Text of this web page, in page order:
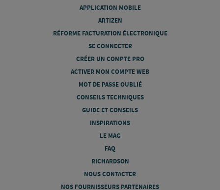
APPLICATION MOBILE
ARTIZEN
RÉFORME FACTURATION ÉLECTRONIQUE
SE CONNECTER
CRÉER UN COMPTE PRO
ACTIVER MON COMPTE WEB
MOT DE PASSE OUBLIÉ
CONSEILS TECHNIQUES
GUIDE ET CONSEILS
INSPIRATIONS
LE MAG
FAQ
RICHARDSON
NOUS CONTACTER
NOS FOURNISSEURS PARTENAIRES